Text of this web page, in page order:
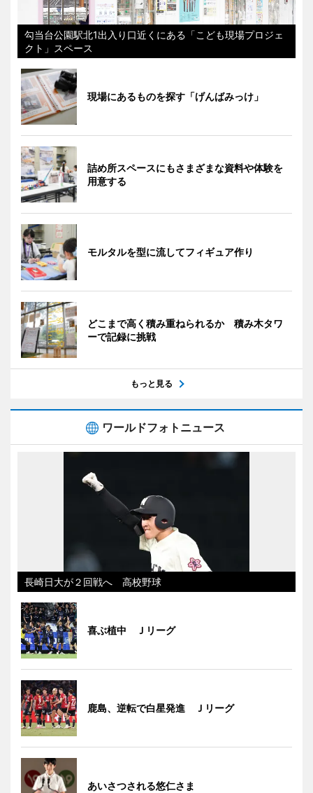
勾当台公園駅北1出入り口近くにある「こども現場プロジェ
クト」スペース
現場にあるものを探す「げんばみっけ」
詰め所スペースにもさまざまな資料や体験を
用意する
モルタルを型に流してフィギュア作り
どこまで高く積み重ねられるか 積み木タワ
ーで記録に挑戦
もっと見る
ワールドフォトニュース
長崎日大が２回戦へ 高校野球
喜ぶ植中 Ｊリーグ
鹿島、逆転で白星発進 Ｊリーグ
あいさつされる悠仁さま